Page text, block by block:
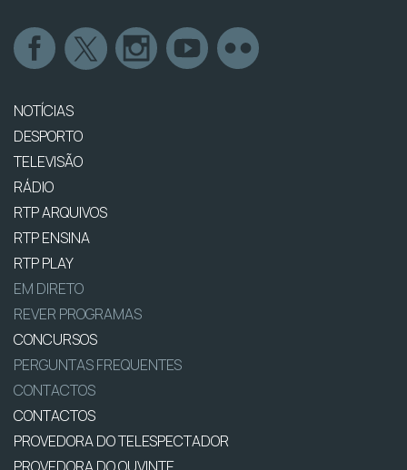
NOTÍCIAS
DESPORTO
TELEVISÃO
RÁDIO
RTP ARQUIVOS
RTP ENSINA
RTP PLAY
EM DIRETO
REVER PROGRAMAS
CONCURSOS
PERGUNTAS FREQUENTES
CONTACTOS
CONTACTOS
PROVEDORA DO TELESPECTADOR